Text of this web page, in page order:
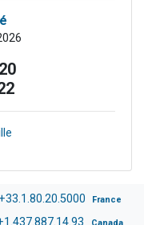
+33.1.80.20.5000 France
Canada